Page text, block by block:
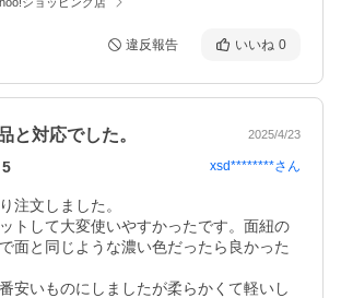
違反報告 いいね 0
と対応でした。 2025/4/23
5 xsd********さん
注文しました。
トして大変使いやすかったです。面紐の
面と同じような濃い色だったら良かった
安いものにしましたが柔らかくて軽いし